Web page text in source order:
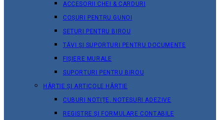
ACCESORII CHEI & СARDURI
COȘURI PENTRU GUNOI
SETURI PENTRU BIROU
TĂVI ȘI SUPORTURI PENTRU DOCUMENTE
FIȘIERE MURALE
SUPORTURI PENTRU BIROU
HÂRTIE ȘI ARTICOLE HÂRTIE
CUBURI NOTIȚE, NOTESURI ADEZIVE
REGISTRE ȘI FORMULARE CONTABILE